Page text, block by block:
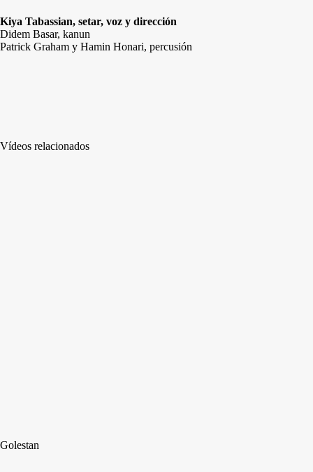
Kiya Tabassian, setar, voz y dirección
Didem Basar, kanun
Patrick Graham y Hamin Honari, percusión
Vídeos relacionados
Golestan